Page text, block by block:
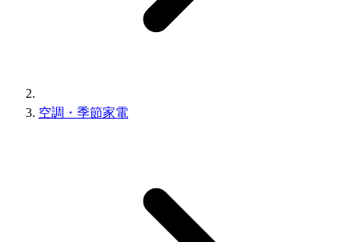
空調・季節家電